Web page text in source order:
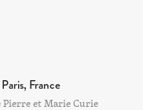
France
et Marie Curie